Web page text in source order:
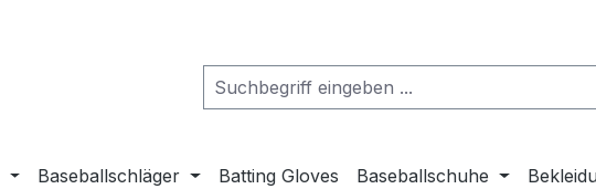
Baseballschläger Batting Gloves Baseballschuhe